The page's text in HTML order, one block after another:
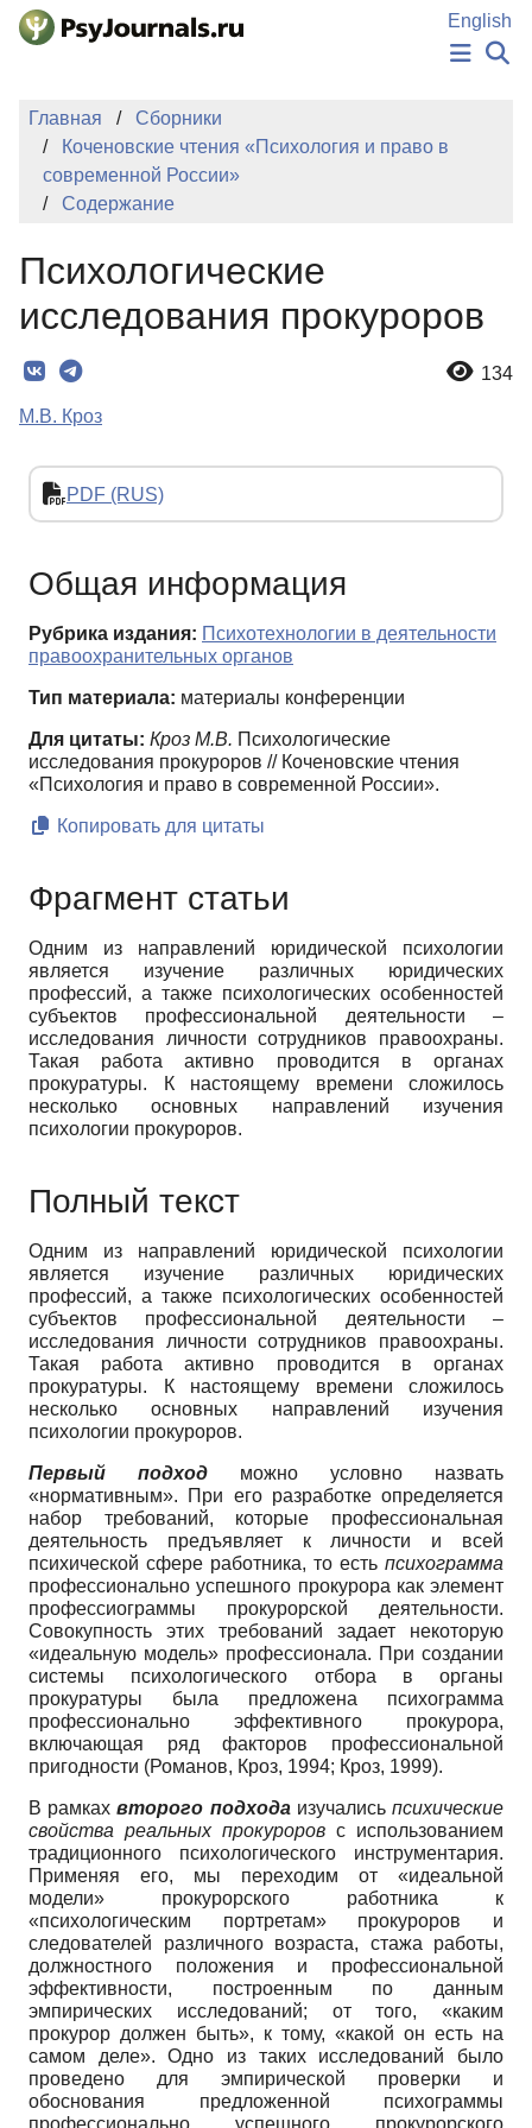
Перейти к основному содержанию
English
НОВОСТИ
ИЗДАНИЯ
Регистрация
Главная
Сборники
Коченовские чтения «Психология и право в
современной России»
Содержание
Психологические
исследования прокуроров
134
М.В. Кроз
PDF (RUS)
Общая информация
Рубрика издания: Психотехнологии в деятельности
правоохранительных органов
Тип материала: материалы конференции
Для цитаты: Кроз М.В. Психологические
исследования прокуроров // Коченовские чтения
«Психология и право в современной России».
Копировать для цитаты
Фрагмент статьи
Одним из направлений юридической психологии
является изучение различных юридических
профессий, а также психологических особенностей
субъектов профессиональной деятельности –
исследования личности сотрудников правоохраны.
Такая работа активно проводится в органах
прокуратуры. К настоящему времени сложилось
несколько основных направлений изучения
психологии прокуроров.
Полный текст
Одним из направлений юридической психологии
является изучение различных юридических
профессий, а также психологических особенностей
субъектов профессиональной деятельности –
исследования личности сотрудников правоохраны.
Такая работа активно проводится в органах
прокуратуры. К настоящему времени сложилось
несколько основных направлений изучения
психологии прокуроров.
Первый подход можно условно назвать
«нормативным». При его разработке определяется
набор требований, которые профессиональная
деятельность предъявляет к личности и всей
психической сфере работника, то есть психограмма
профессионально успешного прокурора как элемент
профессиограммы прокурорской деятельности.
Совокупность этих требований задает некоторую
«идеальную модель» профессионала. При создании
системы психологического отбора в органы
прокуратуры была предложена психограмма
профессионально эффективного прокурора,
включающая ряд факторов профессиональной
пригодности (Романов, Кроз, 1994; Кроз, 1999).
В рамкахвторого подходаизучалисьпсихические
свойства реальных прокуроров с использованием
традиционного психологического инструментария.
Применяя его, мы переходим от «идеальной
модели» прокурорского работника к
«психологическим портретам» прокуроров и
следователей различного возраста, стажа работы,
должностного положения и профессиональной
эффективности, построенным по данным
эмпирических исследований; от того, «каким
прокурор должен быть», к тому, «какой он есть на
самом деле». Одно из таких исследований было
проведено для эмпирической проверки и
обоснования предложенной психограммы
профессионально успешного прокурорского